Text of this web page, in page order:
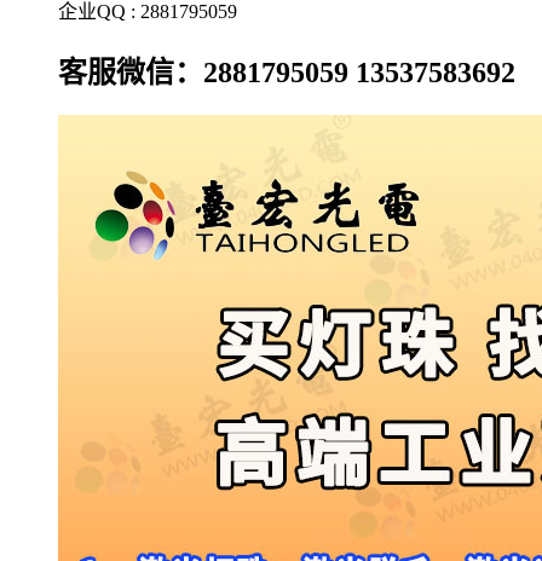
企业QQ : 2881795059
客服微信：2881795059 13537583692